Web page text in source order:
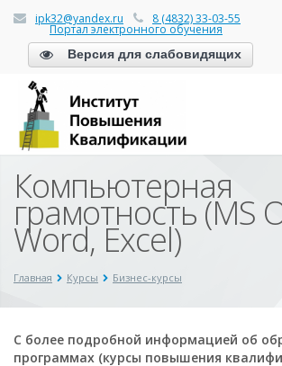
ipk32@yandex.ru 8 (4832) 33-03-55
Портал электронного обучения
Версия для слабовидящих
Компьютерная
грамотность (MS
Word, Excel)
Главная Курсы Бизнес-курсы
С более подробной информацией об
программах (курсы повышения